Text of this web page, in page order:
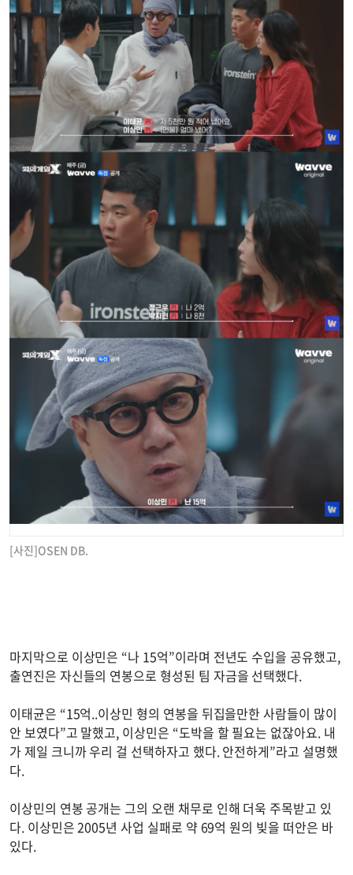
[사진]OSEN DB.
마지막으로 이상민은 “나 15억”이라며 전년도 수입을 공유했고,
출연진은 자신들의 연봉으로 형성된 팀 자금을 선택했다.
이태균은 “15억..이상민 형의 연봉을 뒤집을만한 사람들이 많이
안 보였다”고 말했고, 이상민은 “도박을 할 필요는 없잖아요. 내
가 제일 크니까 우리 걸 선택하자고 했다. 안전하게”라고 설명했
다.
이상민의 연봉 공개는 그의 오랜 채무로 인해 더욱 주목받고 있
다. 이상민은 2005년 사업 실패로 약 69억 원의 빚을 떠안은 바
있다.